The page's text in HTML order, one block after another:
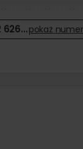
626…pokaż numer